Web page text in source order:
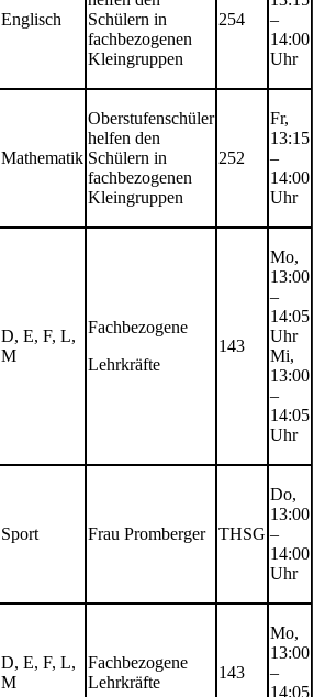
Englisch
Schülern in
fachbezogenen
Kleingruppen
254
–
14:00
Uhr
Mathematik
Oberstufenschüler
helfen den
Schülern in
fachbezogenen
Kleingruppen
252
Fr,
13:15
–
14:00
Uhr
D, E, F, L,
M
Fachbezogene
Lehrkräfte
143
Mo,
13:00
–
14:05
Uhr
Mi,
13:00
–
14:05
Uhr
Sport Frau Promberger THSG
Do,
13:00
–
14:00
Uhr
D, E, F, L,
M
Fachbezogene
Lehrkräfte
143
Mo,
13:00
–
14:05